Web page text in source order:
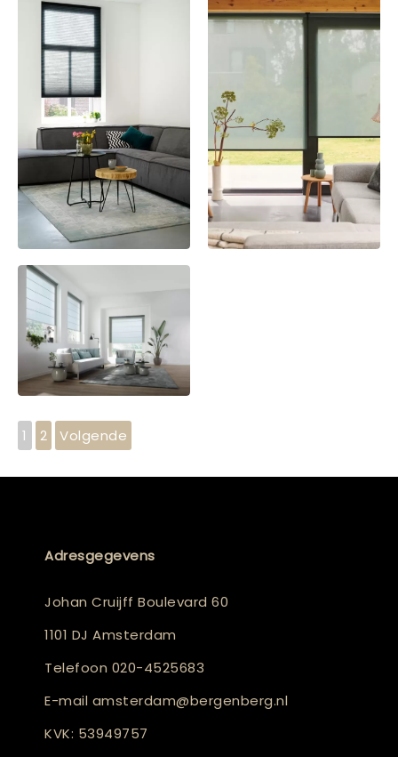
1 2 Volgende
Adresgegevens
Johan Cruijff Boulevard 60
1101 DJ Amsterdam
Telefoon 020-4525683
E-mail amsterdam@bergenberg.nl
KVK: 53949757